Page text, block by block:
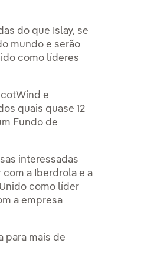
do que Islay, se
mundo e serão
como líderes
e
quais quase 12
Fundo de
interessadas
a Iberdrola e a
como líder
a empresa
para mais de